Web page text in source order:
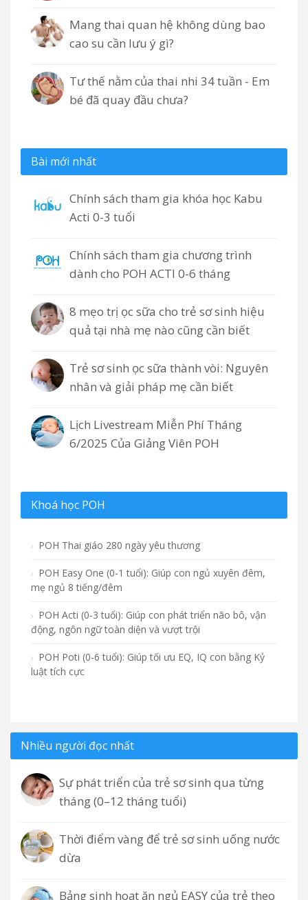
Mang thai quan hệ không dùng bao
cao su cần lưu ý gì?
Tư thế nằm của thai nhi 34 tuần - Em
bé đã quay đầu chưa?
Bài mới nhất
Chính sách tham gia khóa học Kabu
Acti 0-3 tuổi
Chính sách tham gia chương trình
dành cho POH ACTI 0-6 tháng
8 mẹo trị ọc sữa cho trẻ sơ sinh hiệu
quả tại nhà mẹ nào cũng cần biết
Trẻ sơ sinh ọc sữa thành vòi: Nguyên
nhân và giải pháp mẹ cần biết
Lịch Livestream Miễn Phí Tháng
6/2025 Của Giảng Viên POH
Khoá học POH
POH Thai giáo 280 ngày yêu thương
POH Easy One (0-1 tuổi): Giúp con ngủ xuyên đêm,
mẹ ngủ 8 tiếng/đêm
POH Acti (0-3 tuổi): Giúp con phát triển não bô, vận
động, ngôn ngữ toàn diện và vượt trội
POH Poti (0-6 tuổi): Giúp tối ưu EQ, IQ con bằng Kỷ
luật tích cực
Nhiều người đọc nhất
Sự phát triển của trẻ sơ sinh qua từng
tháng (0–12 tháng tuổi)
Thời điểm vàng để trẻ sơ sinh uống nước
dừa
Bảng sinh hoạt ăn ngủ EASY của trẻ theo